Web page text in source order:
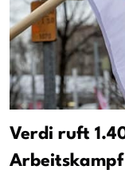
Verdi ruft
Arbeitskampf